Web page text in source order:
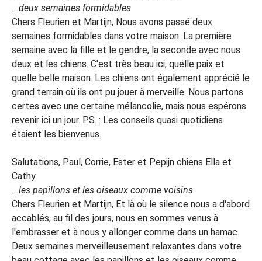
...deux semaines formidables
Chers Fleurien et Martijn, Nous avons passé deux
semaines formidables dans votre maison. La première
semaine avec la fille et le gendre, la seconde avec nous
deux et les chiens. C'est très beau ici, quelle paix et
quelle belle maison. Les chiens ont également apprécié le
grand terrain où ils ont pu jouer à merveille. Nous partons
certes avec une certaine mélancolie, mais nous espérons
revenir ici un jour. P.S. : Les conseils quasi quotidiens
étaient les bienvenus.
Salutations, Paul, Corrie, Ester et Pepijn chiens Ella et
Cathy
...les papillons et les oiseaux comme voisins
Chers Fleurien et Martijn, Et là où le silence nous a d'abord
accablés, au fil des jours, nous en sommes venus à
l'embrasser et à nous y allonger comme dans un hamac.
Deux semaines merveilleusement relaxantes dans votre